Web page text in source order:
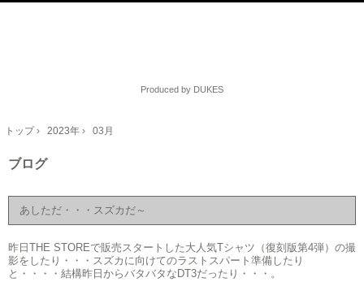
Produced by DUKES
トップ› 2023年 › 03月
ブログ
あしただ・・・スズカだ～
昨日THE STOREで販売スタートした大人気Tシャツ（復刻版第4弾）の撮
影をしたり・・・スズカに向けてのラストスパート準備したり
と・・・・結構昨日からバタバタなDT3だったり・・・。